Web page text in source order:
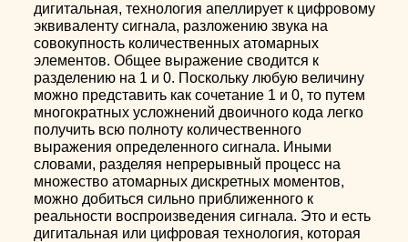
дигитальная, технология апеллирует к цифровому
эквиваленту сигнала, разложению звука на
совокупность количественных атомарных
элементов. Общее выражение сводится к
разделению на 1 и 0. Поскольку любую величину
можно представить как сочетание 1 и 0, то путем
многократных усложнений двоичного кода легко
получить всю полноту количественного
выражения определенного сигнала. Иными
словами, разделяя непрерывный процесс на
множество атомарных дискретных моментов,
можно добиться сильно приближенного к
реальности воспроизведения сигнала. Это и есть
дигитальная или цифровая технология, которая